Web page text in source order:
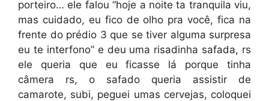
porteiro… ele falou “hoje a noite ta tranquila viu,
mas cuidado, eu fico de olho pra você, fica na
frente do prédio 3 que se tiver alguma surpresa
eu te interfono” e deu uma risadinha safada, rs
ele queria que eu ficasse lá porque tinha
câmera rs, o safado queria assistir de
camarote, subi, peguei umas cervejas, coloquei